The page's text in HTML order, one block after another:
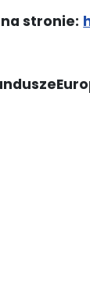
stronie: